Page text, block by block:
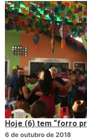
Hoje (6) tem “forro
6 de outubro de 2018